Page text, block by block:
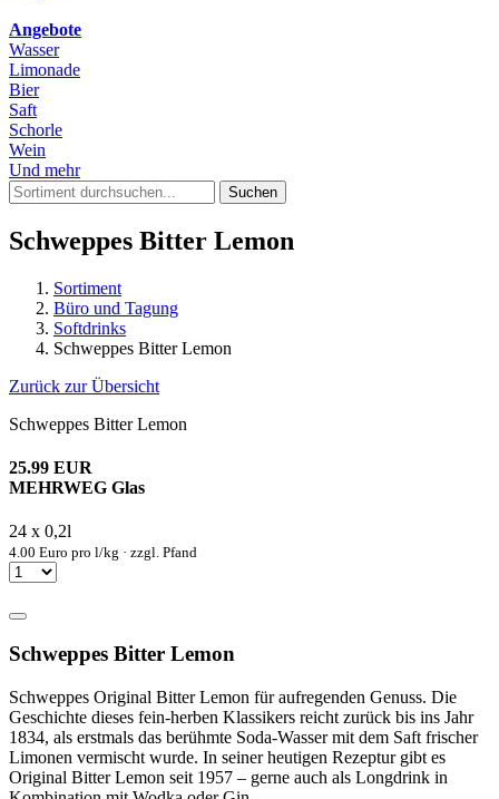
Angebote
Wasser
Limonade
Bier
Saft
Schorle
Wein
Und mehr
Suchen
Schweppes Bitter Lemon
Sortiment
Büro und Tagung
Softdrinks
Schweppes Bitter Lemon
Zurück zur Übersicht
Schweppes Bitter Lemon
25.99 EUR
MEHRWEG Glas
24 x 0,2l
4.00 Euro pro l/kg · zzgl. Pfand
Schweppes Bitter Lemon
Schweppes Original Bitter Lemon für aufregenden Genuss. Die
Geschichte dieses fein-herben Klassikers reicht zurück bis ins Jahr
1834, als erstmals das berühmte Soda-Wasser mit dem Saft frischer
Limonen vermischt wurde. In seiner heutigen Rezeptur gibt es
Original Bitter Lemon seit 1957 – gerne auch als Longdrink in